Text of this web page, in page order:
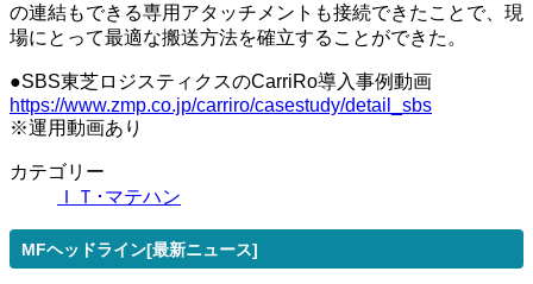
の連結もできる専用アタッチメントも接続できたことで、現
場にとって最適な搬送方法を確立することができた。
●SBS東芝ロジスティクスのCarriRo導入事例動画
https://www.zmp.co.jp/carriro/casestudy/detail_sbs
※運用動画あり
カテゴリー
ＩＴ･マテハン
MFヘッドライン[最新ニュース]